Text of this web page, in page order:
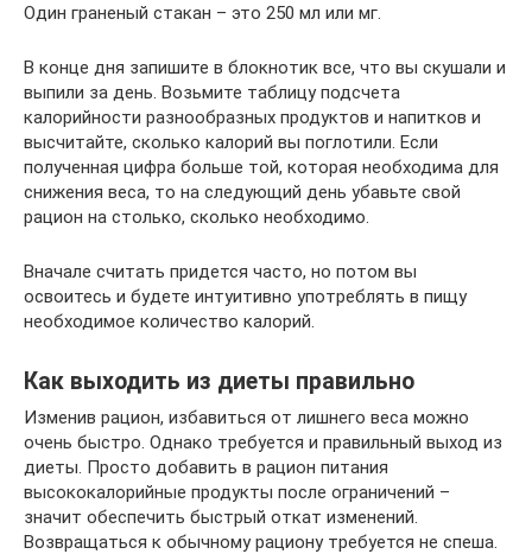
Один граненый стакан – это 250 мл или мг.
В конце дня запишите в блокнотик все, что вы скушали и
выпили за день. Возьмите таблицу подсчета
калорийности разнообразных продуктов и напитков и
высчитайте, сколько калорий вы поглотили. Если
полученная цифра больше той, которая необходима для
снижения веса, то на следующий день убавьте свой
рацион на столько, сколько необходимо.
Вначале считать придется часто, но потом вы
освоитесь и будете интуитивно употреблять в пищу
необходимое количество калорий.
Как выходить из диеты правильно
Изменив рацион, избавиться от лишнего веса можно
очень быстро. Однако требуется и правильный выход из
диеты. Просто добавить в рацион питания
высококалорийные продукты после ограничений –
значит обеспечить быстрый откат изменений.
Возвращаться к обычному рациону требуется не спеша.